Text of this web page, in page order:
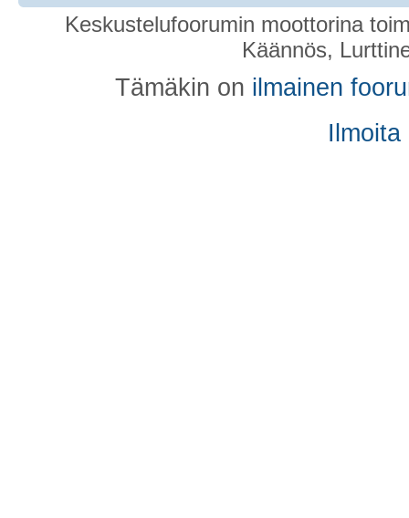
Keskustelufoorumin moottorina
Käännös,
Tämäkin on ilmainen